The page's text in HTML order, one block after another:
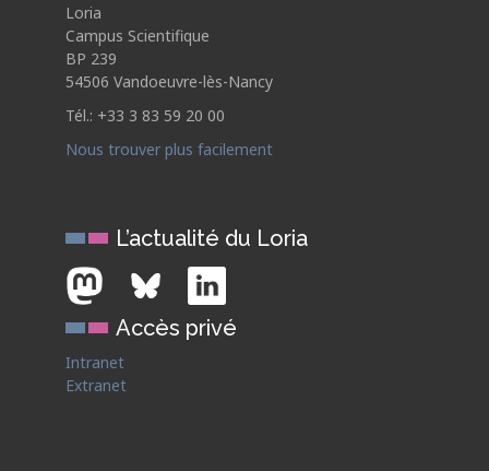
Loria
Campus Scientifique
BP 239
54506 Vandoeuvre-lès-Nancy
Tél.: +33 3 83 59 20 00
Nous trouver plus facilement
L’actualité du Loria
Accès privé
Intranet
Extranet